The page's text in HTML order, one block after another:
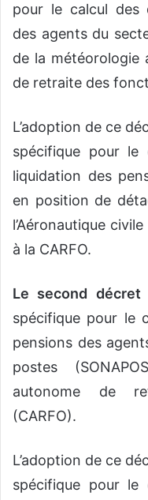
pour le calcul des
des agents du
de la météorologie
de retraite des
L’adoption de ce
spécifique pour
liquidation des
en position de
l’Aéronautique
à la CARFO.
Le second décret
spécifique pour le
pensions des
postes
autonome de
(CARFO).
L’adoption de ce
spécifique pour